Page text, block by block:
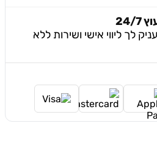
7
לך ליווי אישי ושירות ללא